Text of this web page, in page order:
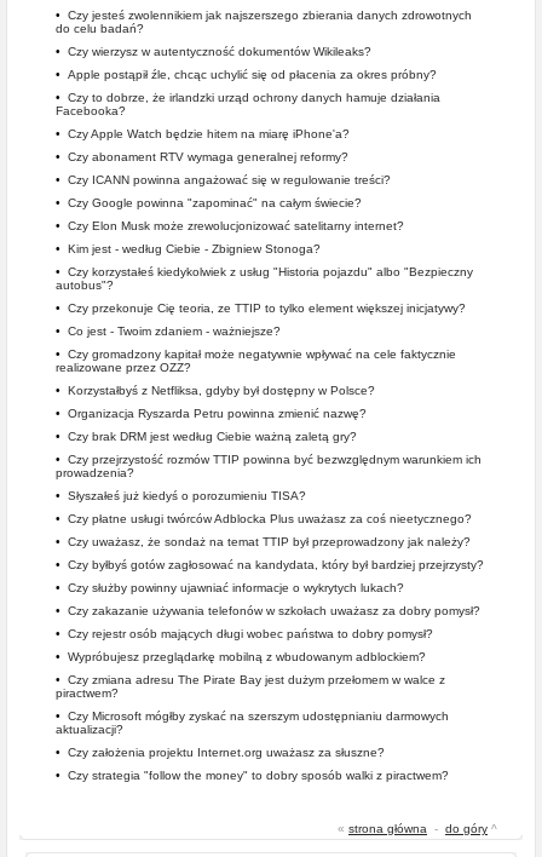
• Czy jesteś zwolennikiem jak najszerszego zbierania danych zdrowotnych
do celu badań?
• Czy wierzysz w autentyczność dokumentów Wikileaks?
• Apple postąpił źle, chcąc uchylić się od płacenia za okres próbny?
• Czy to dobrze, że irlandzki urząd ochrony danych hamuje działania
Facebooka?
• Czy Apple Watch będzie hitem na miarę iPhone'a?
• Czy abonament RTV wymaga generalnej reformy?
• Czy ICANN powinna angażować się w regulowanie treści?
• Czy Google powinna "zapominać" na całym świecie?
• Czy Elon Musk może zrewolucjonizować satelitarny internet?
• Kim jest - według Ciebie - Zbigniew Stonoga?
• Czy korzystałeś kiedykolwiek z usług "Historia pojazdu" albo "Bezpieczny
autobus"?
• Czy przekonuje Cię teoria, ze TTIP to tylko element większej inicjatywy?
• Co jest - Twoim zdaniem - ważniejsze?
• Czy gromadzony kapitał może negatywnie wpływać na cele faktycznie
realizowane przez OZZ?
• Korzystałbyś z Netfliksa, gdyby był dostępny w Polsce?
• Organizacja Ryszarda Petru powinna zmienić nazwę?
• Czy brak DRM jest według Ciebie ważną zaletą gry?
• Czy przejrzystość rozmów TTIP powinna być bezwzględnym warunkiem ich
prowadzenia?
• Słyszałeś już kiedyś o porozumieniu TISA?
• Czy płatne usługi twórców Adblocka Plus uważasz za coś nieetycznego?
• Czy uważasz, że sondaż na temat TTIP był przeprowadzony jak należy?
• Czy byłbyś gotów zagłosować na kandydata, który był bardziej przejrzysty?
• Czy służby powinny ujawniać informacje o wykrytych lukach?
• Czy zakazanie używania telefonów w szkołach uważasz za dobry pomysł?
• Czy rejestr osób mających długi wobec państwa to dobry pomysł?
• Wypróbujesz przeglądarkę mobilną z wbudowanym adblockiem?
• Czy zmiana adresu The Pirate Bay jest dużym przełomem w walce z
piractwem?
• Czy Microsoft mógłby zyskać na szerszym udostępnianiu darmowych
aktualizacji?
• Czy założenia projektu Internet.org uważasz za słuszne?
• Czy strategia "follow the money" to dobry sposób walki z piractwem?
« strona główna - do góry ^